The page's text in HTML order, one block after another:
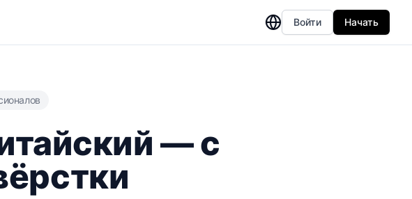
Войти Начать
— с